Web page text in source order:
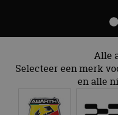
Alle
Selecteer een merk
en alle